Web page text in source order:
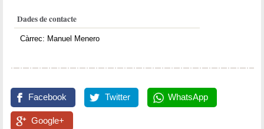
Dades de contacte
Càrrec: Manuel Menero
Facebook Twitter WhatsApp
Google+